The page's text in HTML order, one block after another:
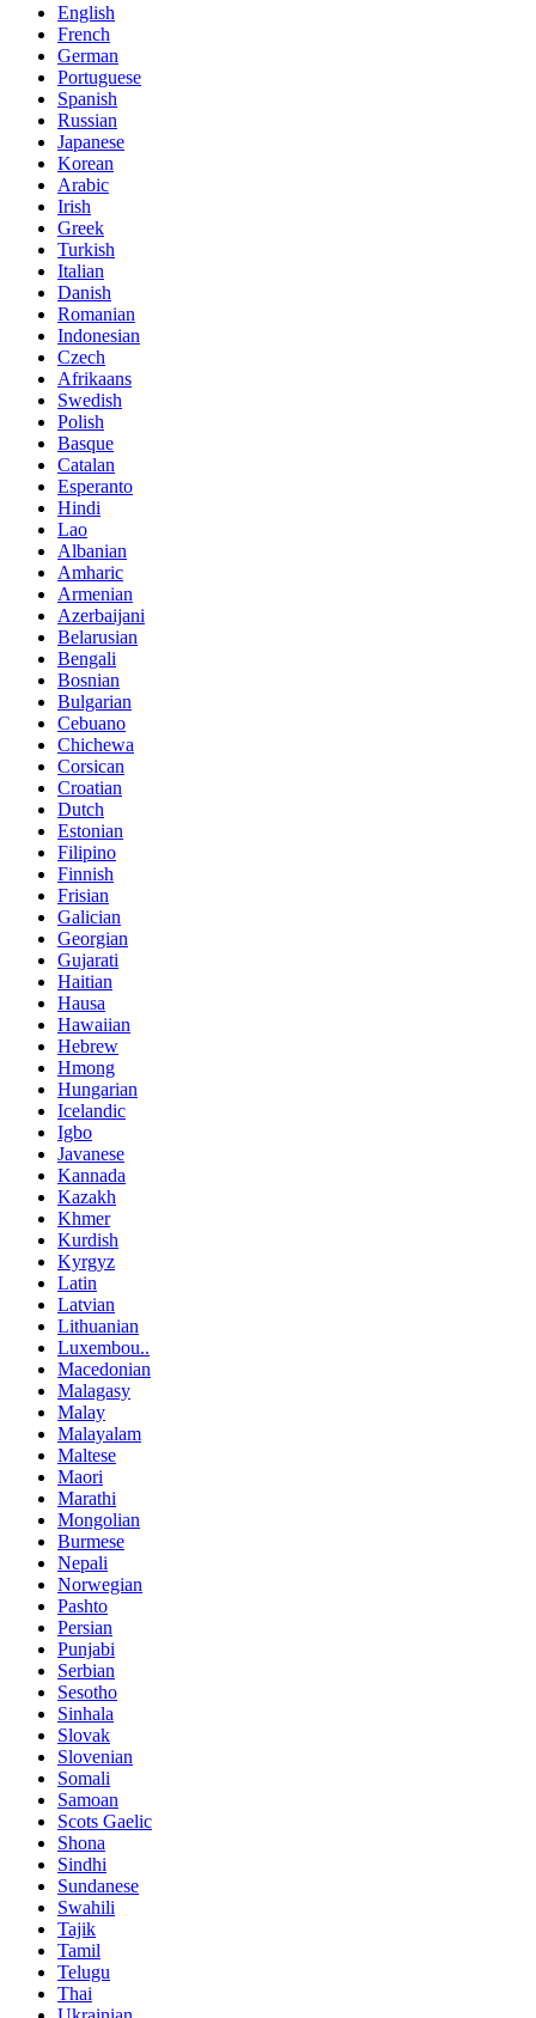
English
French
German
Portuguese
Spanish
Russian
Japanese
Korean
Arabic
Irish
Greek
Turkish
Italian
Danish
Romanian
Indonesian
Czech
Afrikaans
Swedish
Polish
Basque
Catalan
Esperanto
Hindi
Lao
Albanian
Amharic
Armenian
Azerbaijani
Belarusian
Bengali
Bosnian
Bulgarian
Cebuano
Chichewa
Corsican
Croatian
Dutch
Estonian
Filipino
Finnish
Frisian
Galician
Georgian
Gujarati
Haitian
Hausa
Hawaiian
Hebrew
Hmong
Hungarian
Icelandic
Igbo
Javanese
Kannada
Kazakh
Khmer
Kurdish
Kyrgyz
Latin
Latvian
Lithuanian
Luxembou..
Macedonian
Malagasy
Malay
Malayalam
Maltese
Maori
Marathi
Mongolian
Burmese
Nepali
Norwegian
Pashto
Persian
Punjabi
Serbian
Sesotho
Sinhala
Slovak
Slovenian
Somali
Samoan
Scots Gaelic
Shona
Sindhi
Sundanese
Swahili
Tajik
Tamil
Telugu
Thai